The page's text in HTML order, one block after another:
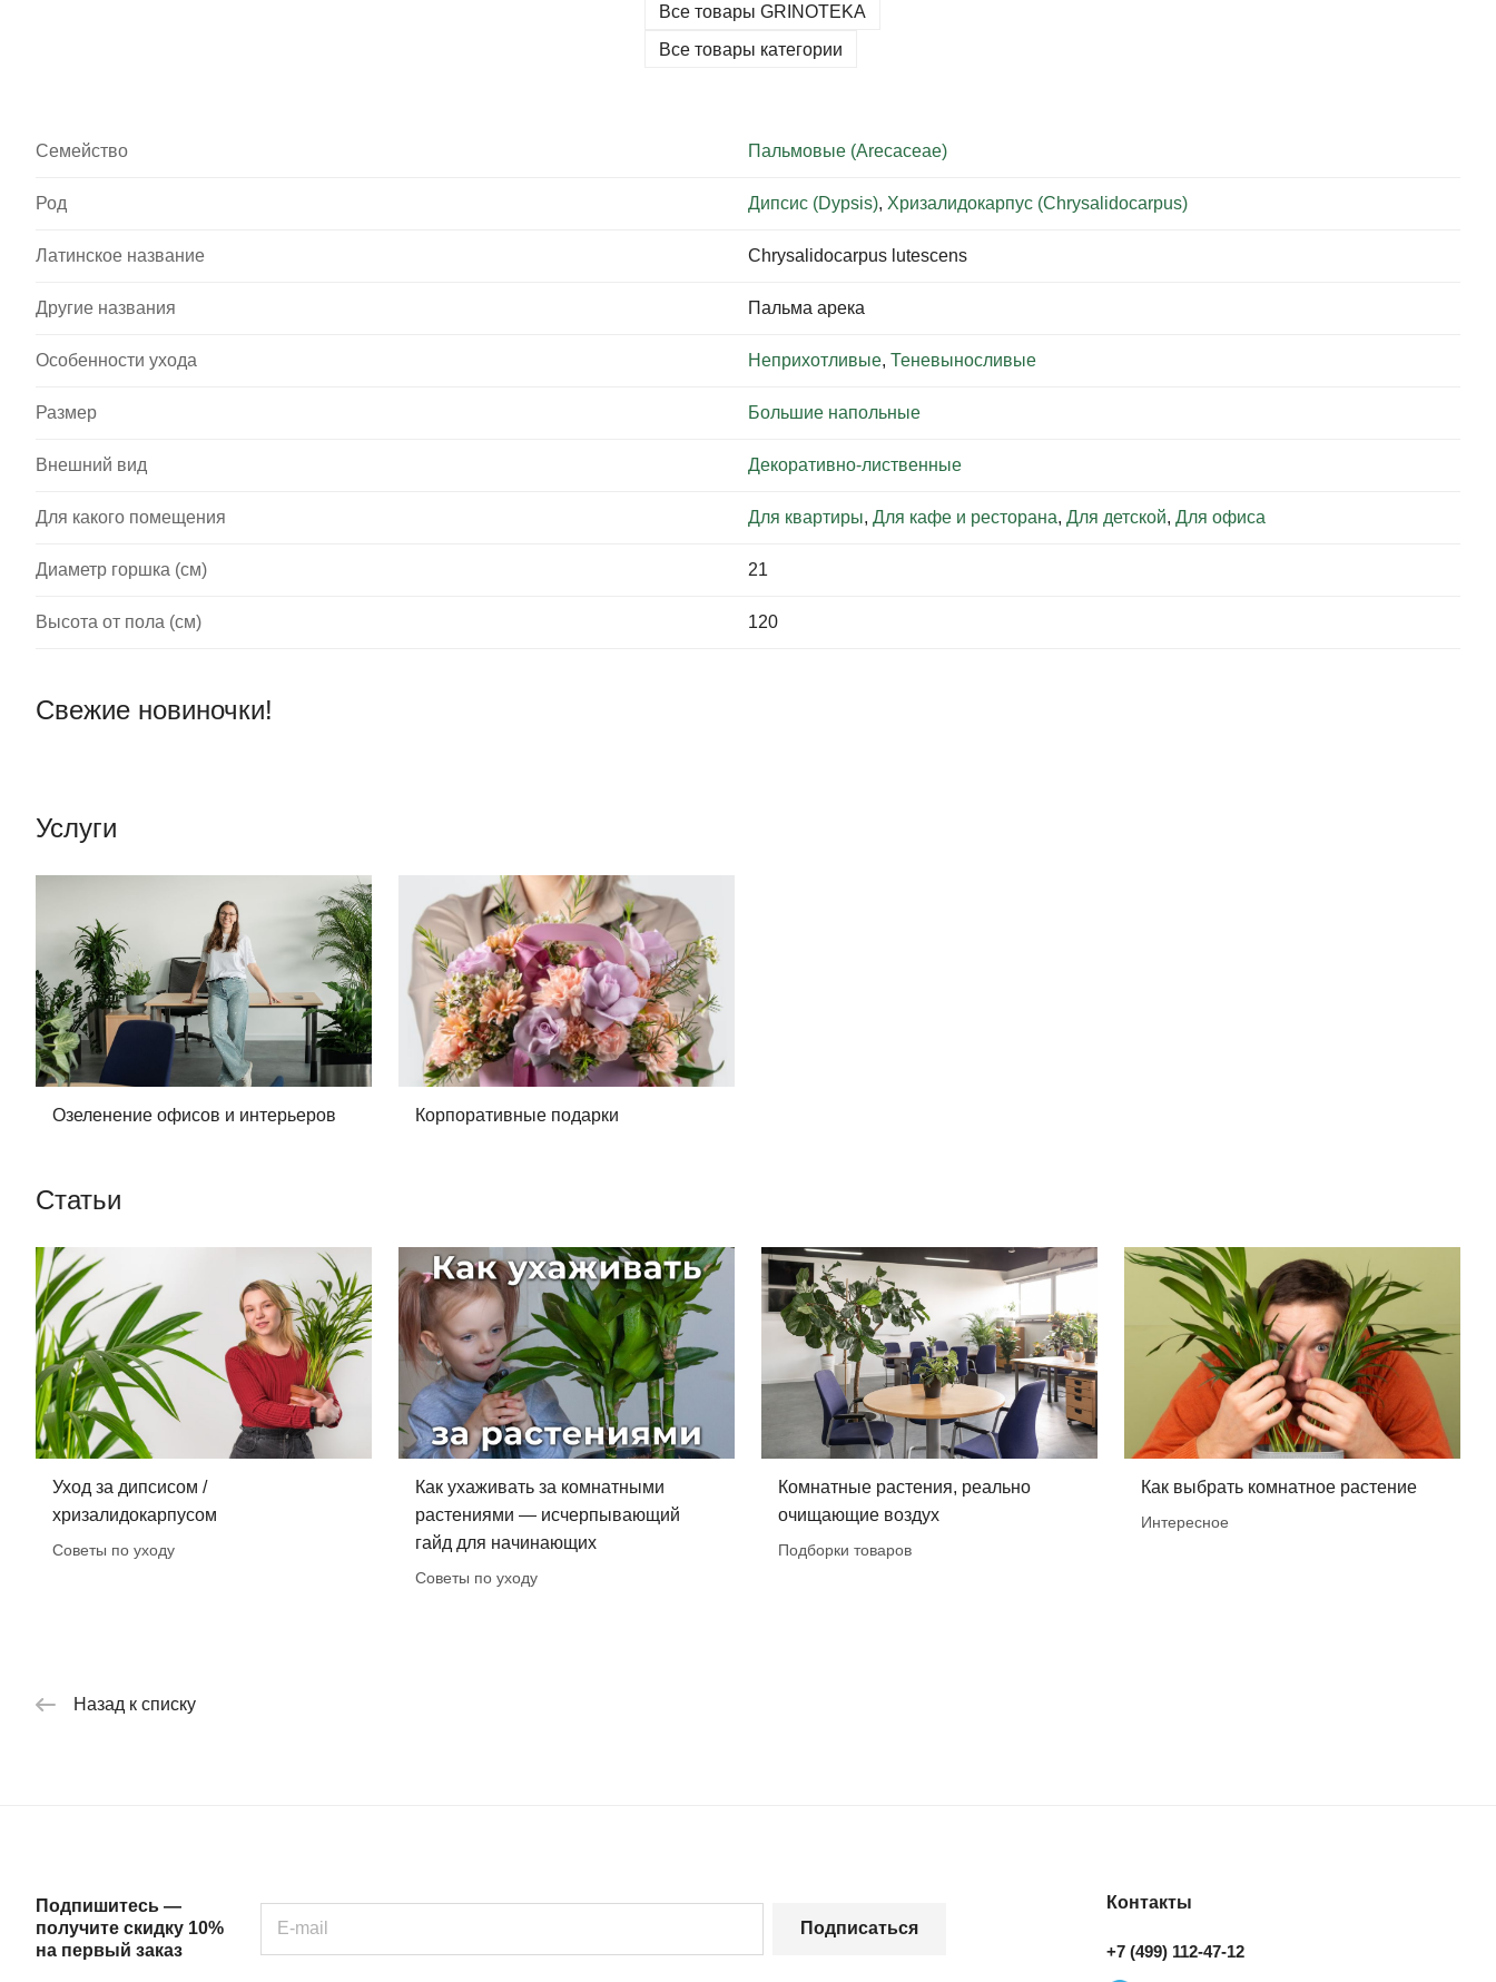
Все товары GRINOTEKA
Все товары категории
Семейство Пальмовые (Arecaceae)
Род Дипсис (Dypsis), Хризалидокарпус (Chrysalidocarpus)
Латинское название Chrysalidocarpus lutescens
Другие названия Пальма арека
Особенности ухода Неприхотливые, Теневыносливые
Размер Большие напольные
Внешний вид Декоративно-лиственные
Для какого помещения Для квартиры, Для кафе и ресторана, Для детской, Для офиса
Диаметр горшка (см) 21
Высота от пола (см) 120
Свежие новиночки!
Услуги
Озеленение офисов и интерьеров Корпоративные подарки
Статьи
Уход за дипсисом /
хризалидокарпусом
Советы по уходу
Как ухаживать за комнатными
растениями — исчерпывающий
гайд для начинающих
Советы по уходу
Комнатные растения, реально
очищающие воздух
Подборки товаров
Как выбрать комнатное растение
Интересное
Назад к списку
Подпишитесь —
получите скидку 10%
на первый заказ
Подписаться
Контакты
+7 (499) 112-47-12